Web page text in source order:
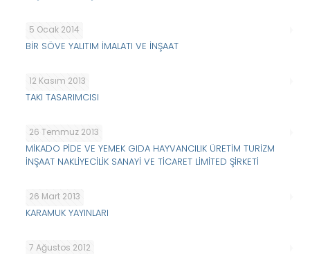
5 Ocak 2014
BİR SÖVE YALITIM İMALATI VE İNŞAAT
12 Kasım 2013
TAKI TASARIMCISI
26 Temmuz 2013
MİKADO PİDE VE YEMEK GIDA HAYVANCILIK ÜRETİM TURİZM
İNŞAAT NAKLİYECİLİK SANAYİ VE TİCARET LİMİTED ŞİRKETİ
26 Mart 2013
KARAMUK YAYINLARI
7 Ağustos 2012